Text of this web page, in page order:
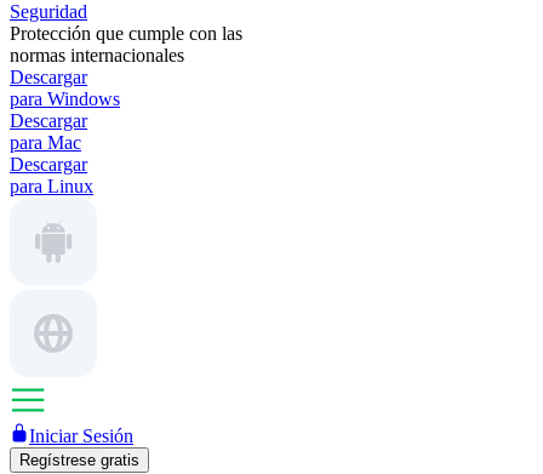
Seguridad
Protección que cumple con las
normas internacionales
Descargar
para Windows
Descargar
para Mac
Descargar
para Linux
Iniciar Sesión
Regístrese gratis